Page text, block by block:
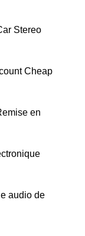
Stereo
Cheap
en
audio de